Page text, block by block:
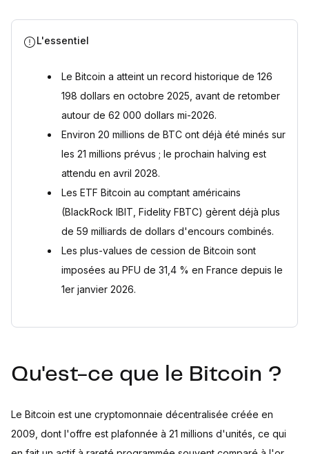
personnel ?
Le Bitcoin est-il une réserve de valeur comme l'or ?
L'essentiel
Le Bitcoin a atteint un record historique de 126
198 dollars en octobre 2025, avant de retomber
autour de 62 000 dollars mi-2026.
Environ 20 millions de BTC ont déjà été minés sur
les 21 millions prévus ; le prochain halving est
attendu en avril 2028.
Les ETF Bitcoin au comptant américains
(BlackRock IBIT, Fidelity FBTC) gèrent déjà plus
de 59 milliards de dollars d'encours combinés.
Les plus-values de cession de Bitcoin sont
imposées au PFU de 31,4 % en France depuis le
1er janvier 2026.
Qu'est-ce que le Bitcoin ?
Le Bitcoin est une cryptomonnaie décentralisée créée en
2009, dont l'offre est plafonnée à 21 millions d'unités, ce qui